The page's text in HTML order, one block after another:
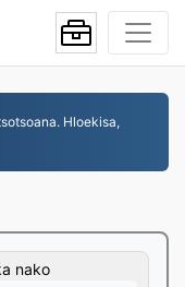
Hloekisa,
nako